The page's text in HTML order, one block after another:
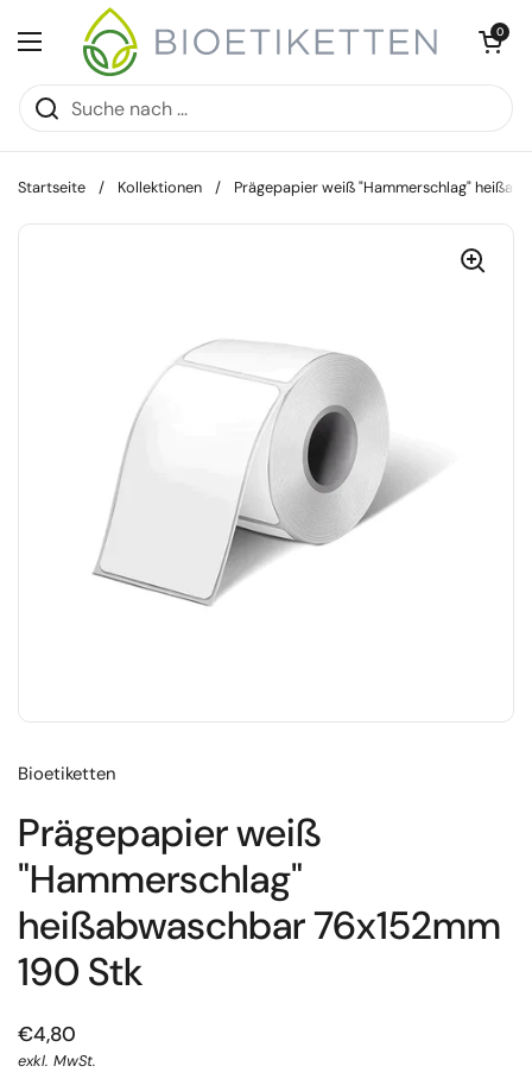
Zum Inhalt springen
Menü öffnen
Warenkorb
0
Startseite / Kollektionen / Prägepapier weiß "Hammerschlag"
Bioetiketten
Prägepapier weiß
"Hammerschlag"
heißabwaschbar 76x152mm
190 Stk
€4,80
exkl. MwSt.